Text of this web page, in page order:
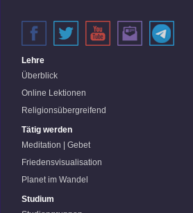
Lehre
Überblick
Online Lektionen
Religionsübergreifend
Tätig werden
Meditation | Gebet
Friedensvisualisation
Planet im Wandel
Studium